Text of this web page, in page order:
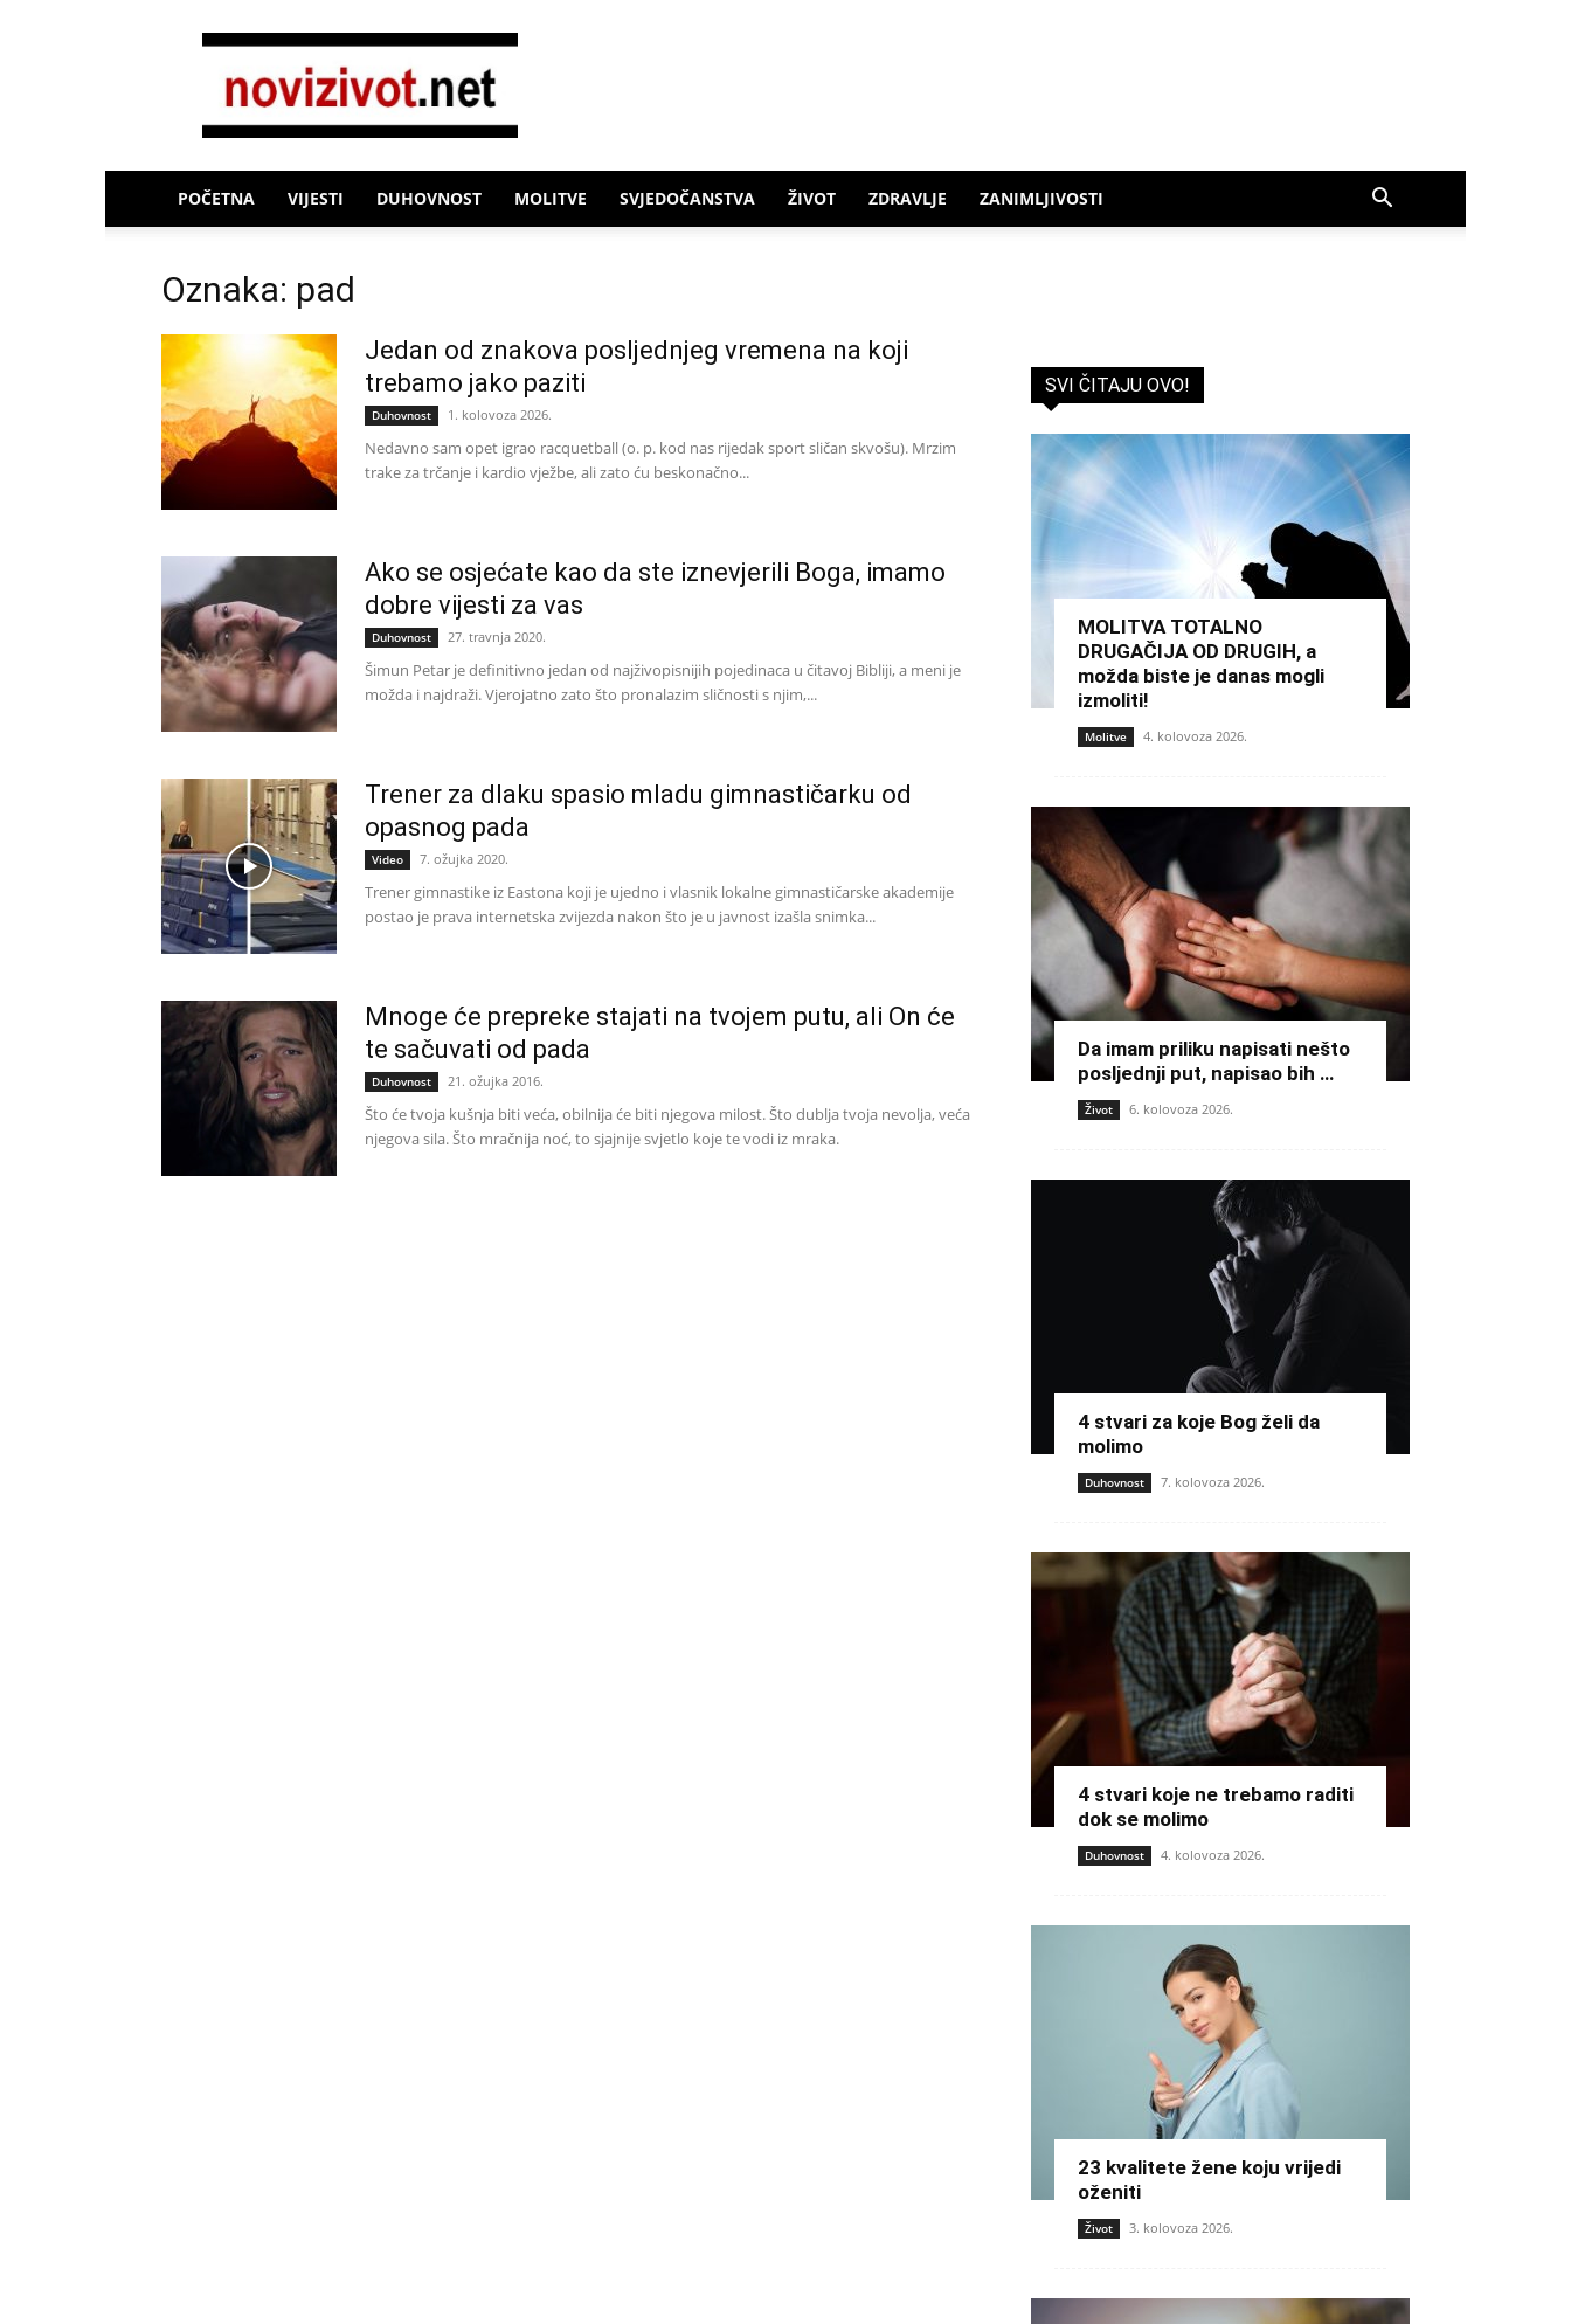
Novi
POČETNA VIJESTI DUHOVNOST MOLITVE SVJEDOČANSTVA ŽIVOT ZDRAVLJE ZANIMLJIVOSTI
Oznaka: pad
Jedan od znakova posljednjeg vremena na koji
trebamo jako paziti
Duhovnost 1. kolovoza 2026.
Nedavno sam opet igrao racquetball (o. p. kod nas rijedak sport sličan skvošu). Mrzim
trake za trčanje i kardio vježbe, ali zato ću beskonačno...
Ako se osjećate kao da ste iznevjerili Boga, imamo
dobre vijesti za vas
Duhovnost 27. travnja 2020.
Šimun Petar je definitivno jedan od najživopisnijih pojedinaca u čitavoj Bibliji, a meni je
možda i najdraži. Vjerojatno zato što pronalazim sličnosti s njim,...
Trener za dlaku spasio mladu gimnastičarku od
opasnog pada
Video 7. ožujka 2020.
Trener gimnastike iz Eastona koji je ujedno i vlasnik lokalne gimnastičarske akademije
postao je prava internetska zvijezda nakon što je u javnost izašla snimka...
Mnoge će prepreke stajati na tvojem putu, ali On će
te sačuvati od pada
Duhovnost 21. ožujka 2016.
Što će tvoja kušnja biti veća, obilnija će biti njegova milost. Što dublja tvoja nevolja, veća
njegova sila. Što mračnija noć, to sjajnije svjetlo koje te vodi iz mraka.
SVI ČITAJU OVO!
MOLITVA TOTALNO
DRUGAČIJA OD DRUGIH, a
možda biste je danas mogli
izmoliti!
Molitve 4. kolovoza 2026.
Da imam priliku napisati nešto
posljednji put, napisao bih …
Život 6. kolovoza 2026.
4 stvari za koje Bog želi da
molimo
Duhovnost 7. kolovoza 2026.
4 stvari koje ne trebamo raditi
dok se molimo
Duhovnost 4. kolovoza 2026.
23 kvalitete žene koju vrijedi
oženiti
Život 3. kolovoza 2026.